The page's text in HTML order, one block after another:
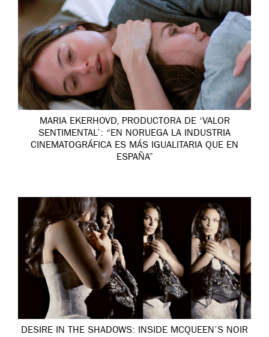
MARIA EKERHOVD, PRODUCTORA DE ‘VALOR
SENTIMENTAL’: “EN NORUEGA LA INDUSTRIA
CINEMATOGRÁFICA ES MÁS IGUALITARIA QUE EN
ESPAÑA”
DESIRE IN THE SHADOWS: INSIDE MCQUEEN’S NOIR